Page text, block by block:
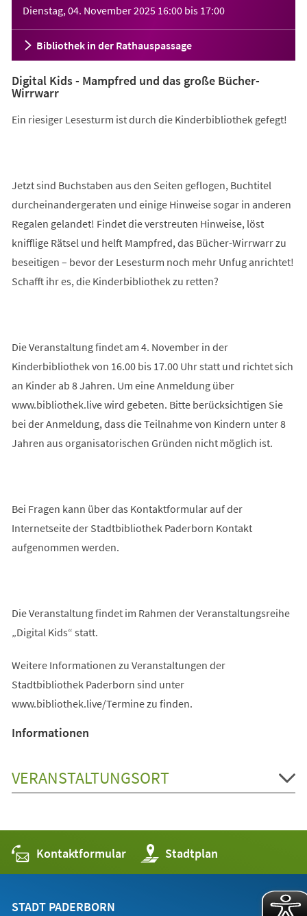
Dienstag, 04. November 2025 16:00 bis 17:00
Bibliothek in der Rathauspassage
Digital Kids - Mampfred und das große Bücher-
Wirrwarr
Ein riesiger Lesesturm ist durch die Kinderbibliothek gefegt!
Jetzt sind Buchstaben aus den Seiten geflogen, Buchtitel
durcheinandergeraten und einige Hinweise sogar in anderen
Regalen gelandet! Findet die verstreuten Hinweise, löst
knifflige Rätsel und helft Mampfred, das Bücher-Wirrwarr zu
beseitigen – bevor der Lesesturm noch mehr Unfug anrichtet!
Schafft ihr es, die Kinderbibliothek zu retten?
Die Veranstaltung findet am 4. November in der
Kinderbibliothek von 16.00 bis 17.00 Uhr statt und richtet sich
an Kinder ab 8 Jahren. Um eine Anmeldung über
www.bibliothek.live wird gebeten. Bitte berücksichtigen Sie
bei der Anmeldung, dass die Teilnahme von Kindern unter 8
Jahren aus organisatorischen Gründen nicht möglich ist.
Bei Fragen kann über das Kontaktformular auf der
Internetseite der Stadtbibliothek Paderborn Kontakt
aufgenommen werden.
Die Veranstaltung findet im Rahmen der Veranstaltungsreihe
„Digital Kids“ statt.
Weitere Informationen zu Veranstaltungen der
Stadtbibliothek Paderborn sind unter
www.bibliothek.live/Termine zu finden.
Informationen
VERANSTALTUNGSORT
Kontaktformular Stadtplan
(Öffnet
in
einem
STADT PADERBORN